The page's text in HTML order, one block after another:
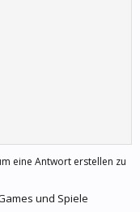
eine Antwort erstellen zu
und Spiele